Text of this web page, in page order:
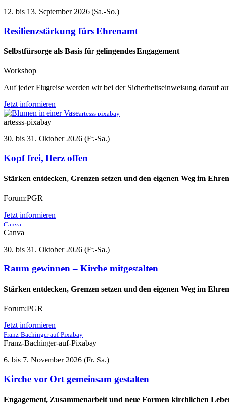
12. bis 13. September 2026 (Sa.-So.)
Resilienzstärkung fürs Ehrenamt
Selbstfürsorge als Basis für gelingendes Engagement
Workshop
Auf jeder Flugreise werden wir bei der Sicherheitseinweisung darauf
Jetzt informieren
artesss-pixabay
artesss-pixabay
30. bis 31. Oktober 2026 (Fr.-Sa.)
Kopf frei, Herz offen
Stärken entdecken, Grenzen setzen und den eigenen Weg im
Forum:PGR
Jetzt informieren
Canva
Canva
30. bis 31. Oktober 2026 (Fr.-Sa.)
Raum gewinnen – Kirche mitgestalten
Stärken entdecken, Grenzen setzen und den eigenen Weg im
Forum:PGR
Jetzt informieren
Franz-Bachinger-auf-Pixabay
Franz-Bachinger-auf-Pixabay
6. bis 7. November 2026 (Fr.-Sa.)
Kirche vor Ort gemeinsam gestalten
Engagement, Zusammenarbeit und neue Formen kirchlichen